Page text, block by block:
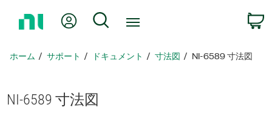
ペ
に
戻
Myアカウント
検索
ホーム サポート ドキュメント 寸法図 NI-6589 寸法図
NI-6589 寸法図